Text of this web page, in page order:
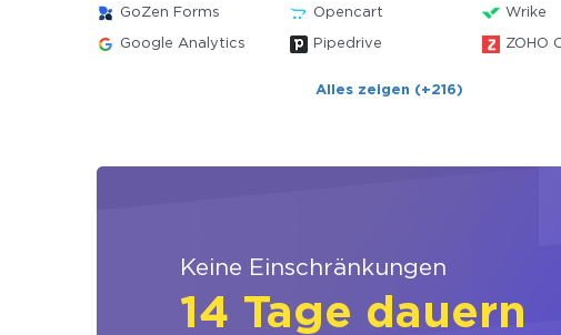
GoZen Forms Opencart Wrike
Google Analytics Pipedrive ZOHO
Alles zeigen (+216)
Keine Einschränkungen
14 Tage dauern